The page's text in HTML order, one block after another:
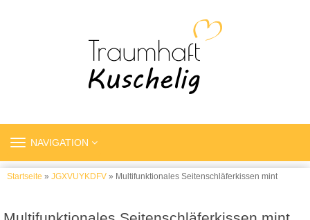
TOGGLE
NAVIGATION
Startseite » JGXVUYKDFV » Multifunktionales Seitenschläferkissen mint